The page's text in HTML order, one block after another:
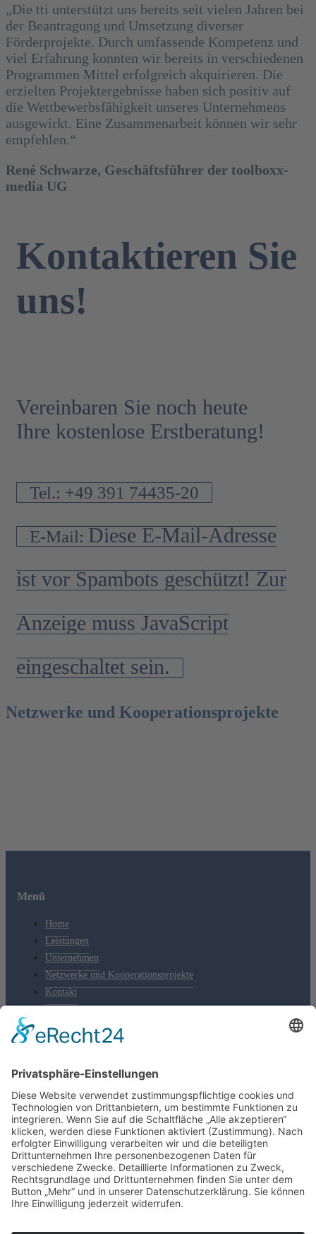
„Die tti unterstützt uns bereits seit vielen Jahren bei
der Beantragung und Umsetzung diverser
Förderprojekte. Durch umfassende Kompetenz und
viel Erfahrung konnten wir bereits in verschiedenen
Programmen Mittel erfolgreich akquirieren. Die
erzielten Projektergebnisse haben sich positiv auf
die Wettbewerbsfähigkeit unseres Unternehmens
ausgewirkt. Eine Zusammenarbeit können wir sehr
empfehlen.“
René Schwarze, Geschäftsführer der toolboxx-
media UG
Kontaktieren Sie
uns!
Vereinbaren Sie noch heute
Ihre kostenlose Erstberatung!
Tel.: +49 391 74435-20
E-Mail: Diese E-Mail-Adresse
ist vor Spambots geschützt! Zur
Anzeige muss JavaScript
eingeschaltet sein.
Netzwerke und Kooperationsprojekte
Menü
Home
Leistungen
Unternehmen
Netzwerke und Kooperationsprojekte
Kontakt
Kontakt
Tel.: +49 391 74435-20
E-Mail:Diese E-Mail-Adresse ist vor Spambots geschützt! Zur
Anzeige muss JavaScript eingeschaltet sein.
Bruno-Wille-Straße 9 • 39108 Magdeburg
LinkedIn